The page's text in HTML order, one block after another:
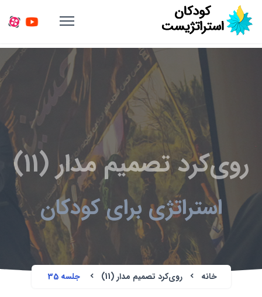
روی‌کرد تصمیم مدار (11)
استراتژی برای کودکان
خانه روی‌کرد تصمیم مدار (11) جلسه 35